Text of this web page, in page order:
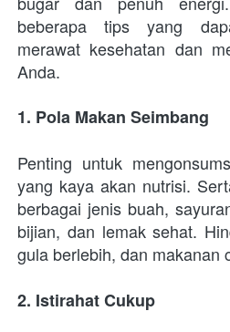
beberapa tips yang
merawat kesehatan dan
Anda.
1. Pola Makan Seimbang
Penting untuk
yang kaya akan nutrisi.
berbagai jenis buah,
bijian, dan lemak sehat.
gula berlebih, dan makanan
2. Istirahat Cukup